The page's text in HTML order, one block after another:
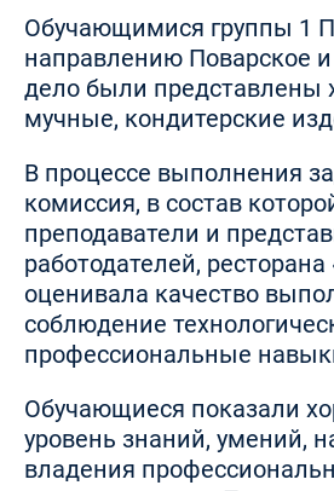
Обучающимися группы 1
направлению Поварское
дело были представлены
мучные, кондитерские
В процессе выполнения
комиссия, в состав
преподаватели и
работодателей, ресторана
оценивала качество
соблюдение
профессиональные
Обучающиеся показали
уровень знаний, умений,
владения